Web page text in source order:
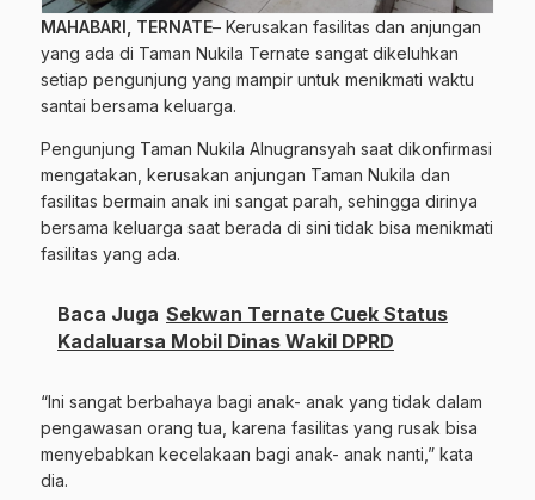
MAHABARI, TERNATE– Kerusakan fasilitas dan anjungan
yang ada di Taman Nukila Ternate sangat dikeluhkan
setiap pengunjung yang mampir untuk menikmati waktu
santai bersama keluarga.
Pengunjung Taman Nukila Alnugransyah saat dikonfirmasi
mengatakan, kerusakan anjungan Taman Nukila dan
fasilitas bermain anak ini sangat parah, sehingga dirinya
bersama keluarga saat berada di sini tidak bisa menikmati
fasilitas yang ada.
Baca Juga Sekwan Ternate Cuek Status
Kadaluarsa Mobil Dinas Wakil DPRD
“Ini sangat berbahaya bagi anak- anak yang tidak dalam
pengawasan orang tua, karena fasilitas yang rusak bisa
menyebabkan kecelakaan bagi anak- anak nanti,” kata
dia.